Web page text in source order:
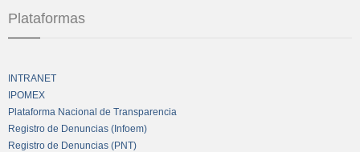
Plataformas
INTRANET
IPOMEX
Plataforma Nacional de Transparencia
Registro de Denuncias (Infoem)
Registro de Denuncias (PNT)